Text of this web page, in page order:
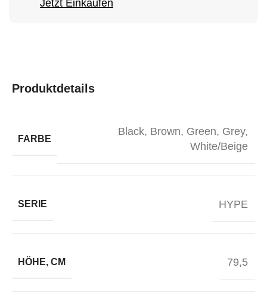
Jetzt Einkaufen
Produktdetails
FARBE
Black, Brown, Green, Grey,
White/Beige
SERIE HYPE
HÖHE, CM 79,5